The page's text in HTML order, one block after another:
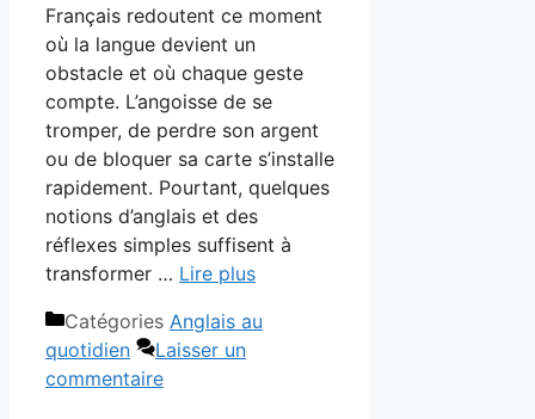
Français redoutent ce moment
où la langue devient un
obstacle et où chaque geste
compte. L’angoisse de se
tromper, de perdre son argent
ou de bloquer sa carte s’installe
rapidement. Pourtant, quelques
notions d’anglais et des
réflexes simples suffisent à
transformer … Lire plus
Catégories Anglais au
quotidien
Laisser un
commentaire